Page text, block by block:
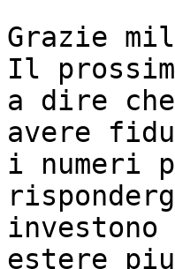
Grazie
Il
a dire che
avere
i numeri
investono
estere